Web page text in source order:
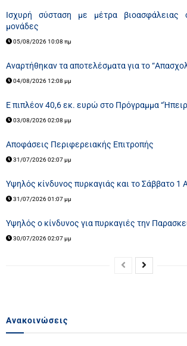
Ισχυρή σύσταση με μέτρα βιοασφάλειας
μονάδες
05/08/2026 10:08 πμ
Aναρτήθηκαν τα αποτελέσματα για το
04/08/2026 12:08 μμ
Ε πιπλέον 40,6 εκ. ευρώ στο Πρόγραμμα
03/08/2026 02:08 μμ
Αποφάσεις Περιφερειακής Επιτροπής
31/07/2026 02:07 μμ
Υψηλός κίνδυνος πυρκαγιάς και το Σάββατο 1
31/07/2026 01:07 μμ
Υψηλός ο κίνδυνος για πυρκαγιές την
30/07/2026 02:07 μμ
Ανακοινώσεις